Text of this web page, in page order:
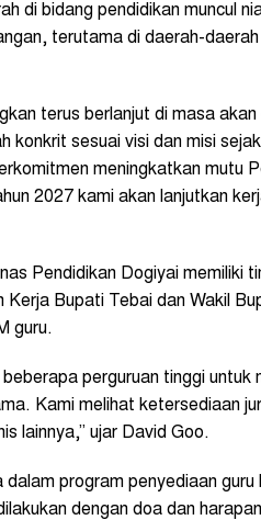
di bidang pendidikan muncul
terutama di daerah-
terus berlanjut di masa
konkrit sesuai visi dan misi
meningkatkan mutu
2027 kami akan lanjutkan
Pendidikan Dogiyai memiliki
Bupati Tebai dan Wakil
guru.
perguruan tinggi untuk
Kami melihat ketersediaan
lainnya,” ujar David Goo.
program penyediaan guru
dengan doa dan